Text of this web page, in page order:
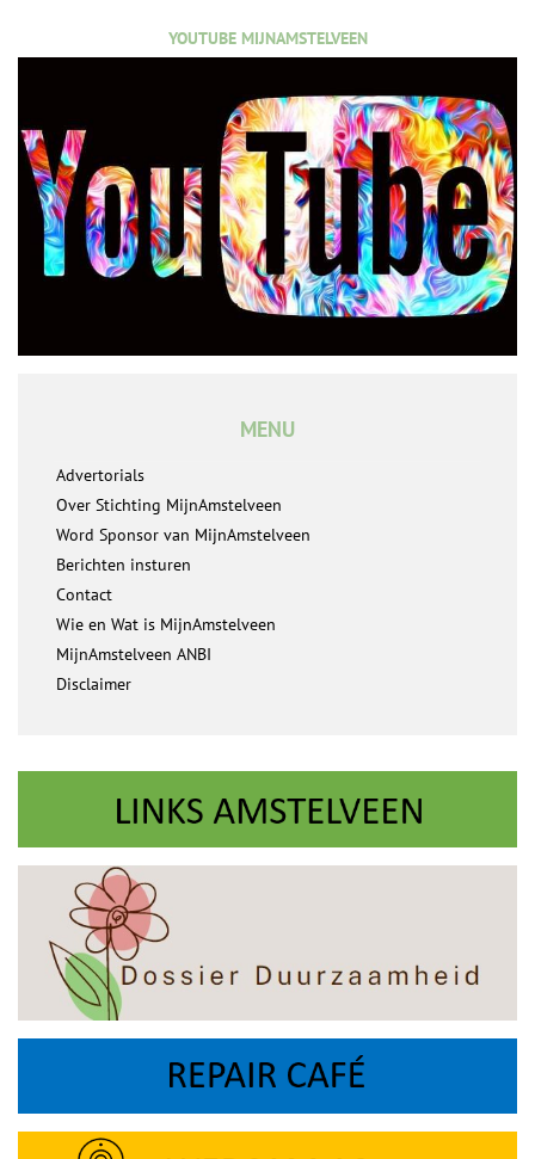
YOUTUBE MIJNAMSTELVEEN
MENU
Advertorials
Over Stichting MijnAmstelveen
Word Sponsor van MijnAmstelveen
Berichten insturen
Contact
Wie en Wat is MijnAmstelveen
MijnAmstelveen ANBI
Disclaimer